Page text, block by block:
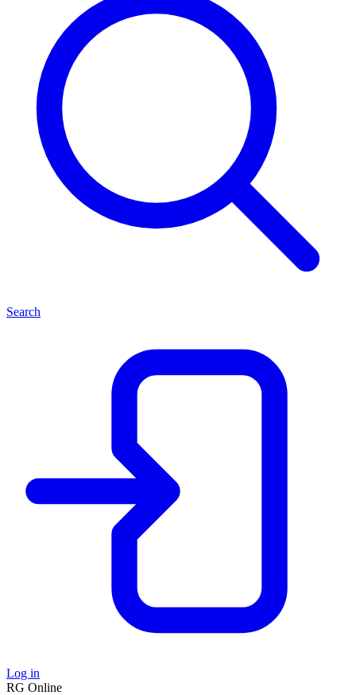
Search
Log in
RG Online